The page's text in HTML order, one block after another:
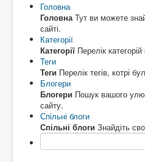
Афіша
Шо там у
ВолонтерствоЧас
Наш край
Надзвичайні події
ПостатіХто там
Історичні
Художники
Діячі
Архітектура
Відео
Головна
ГоловнаТут ви можете
сайті.
Категорії
Категорії Перелік
Теги
Теги Перелік тегів, котрі
Блогери
Блогери Пошук вашого
сайту.
Спільні блоги
Спільні блоги Знайдіть